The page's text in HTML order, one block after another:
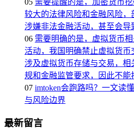
较大的法律风险和金融风险
涉嫌非法金融活动，甚至会导
06 需要明确的是，虚拟货币
活动，我国明确禁止虚拟货
涉及虚拟货币存储与交易，
规和金融监管要求，因此不
07 imtoken会跑路吗？一文读
与风险边界
最新留言